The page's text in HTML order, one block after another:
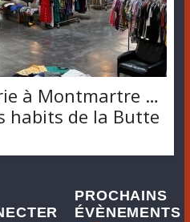
à Montmartre …
habits de la Butte
PROCHAINS
ÉVÈNEMENTS